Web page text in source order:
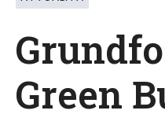
Green